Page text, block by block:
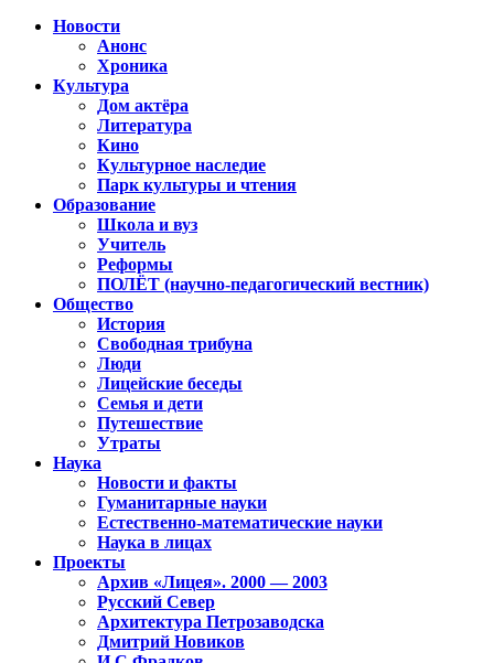
Новости
Анонс
Хроника
Культура
Дом актёра
Литература
Кино
Культурное наследие
Парк культуры и чтения
Образование
Школа и вуз
Учитель
Реформы
ПОЛЁТ (научно-педагогический вестник)
Общество
История
Свободная трибуна
Люди
Лицейские беседы
Семья и дети
Путешествие
Утраты
Наука
Новости и факты
Гуманитарные науки
Естественно-математические науки
Наука в лицах
Проекты
Архив «Лицея». 2000 — 2003
Русский Север
Архитектура Петрозаводска
Дмитрий Новиков